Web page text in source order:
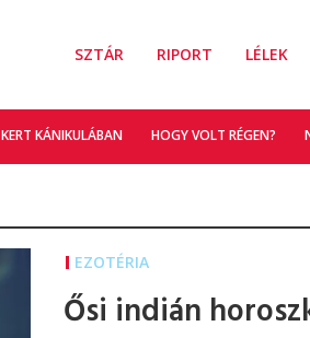
SZTÁR RIPORT LÉLEK
KERT KÁNIKULÁBAN HOGY VOLT RÉGEN?
EZOTÉRIA
Ősi indián